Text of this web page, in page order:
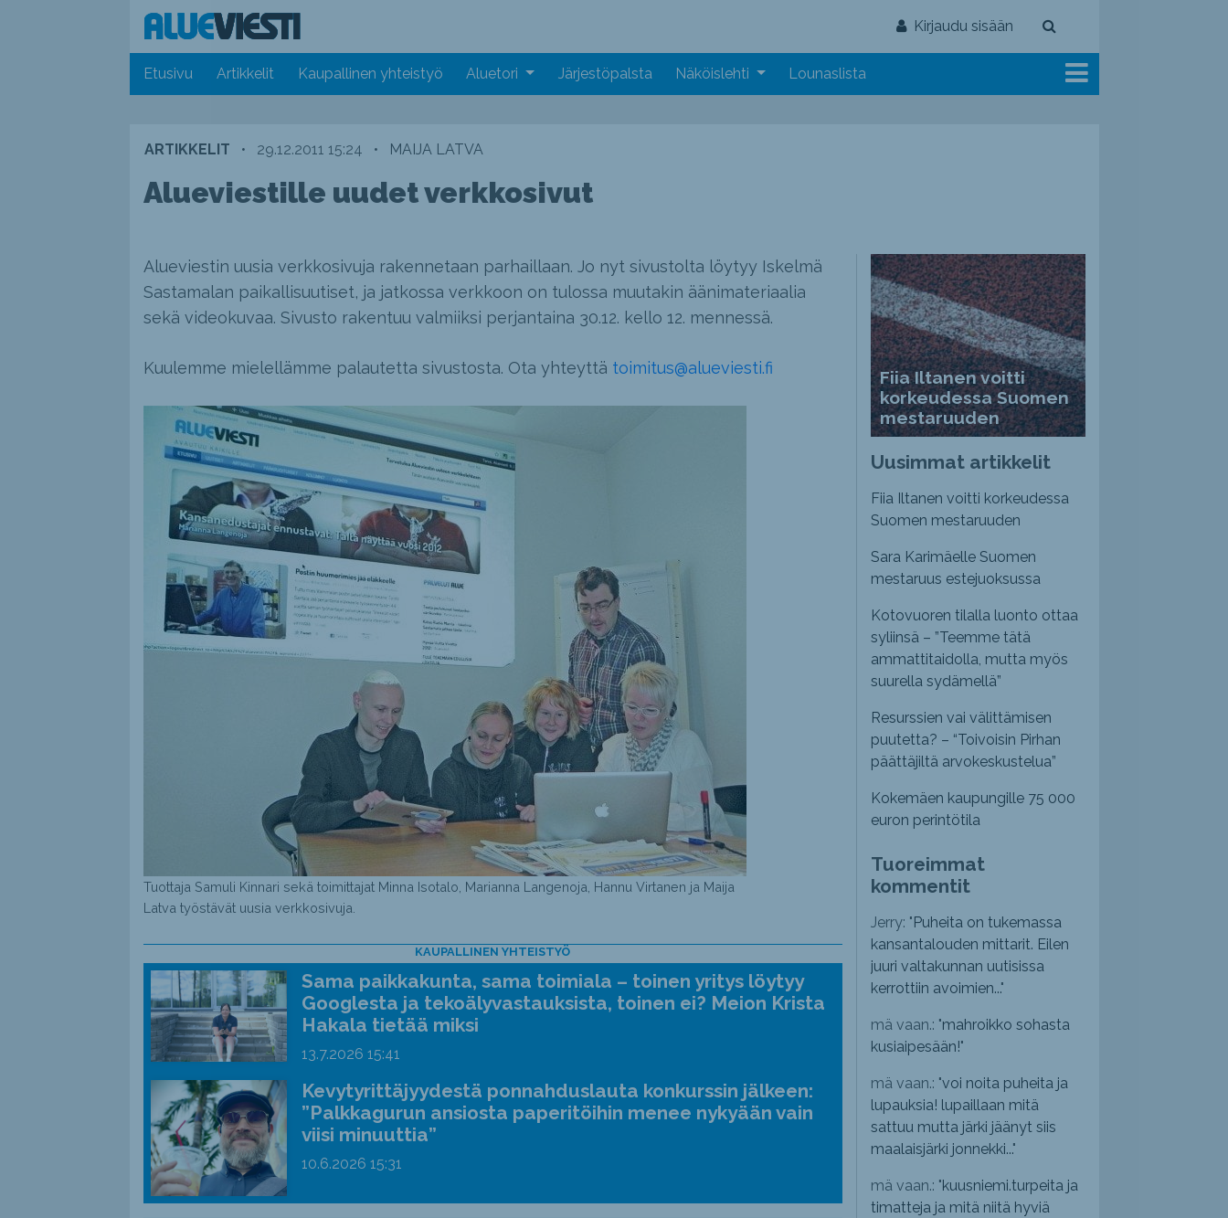
Kirjaudu sisään
Etusivu Artikkelit Kaupallinen yhteistyö Aluetori Järjestöpalsta Näköislehti Lounaslista
ARTIKKELIT • 29.12.2011 15:24 • MAIJA LATVA
Alueviestille uudet verkkosivut
Alueviestin uusia verkkosivuja rakennetaan parhaillaan. Jo nyt sivustolta löytyy Iskelmä
Sastamalan paikallisuutiset, ja jatkossa verkkoon on tulossa muutakin äänimateriaalia
sekä videokuvaa. Sivusto rakentuu valmiiksi perjantaina 30.12. kello 12. mennessä.
Kuulemme mielellämme palautetta sivustosta. Ota yhteyttä toimitus@alueviesti.fi
Tuottaja Samuli Kinnari sekä toimittajat Minna Isotalo, Marianna Langenoja, Hannu Virtanen ja Maija
Latva työstävät uusia verkkosivuja.
KAUPALLINEN YHTEISTYÖ
Sama paikkakunta, sama toimiala – toinen yritys löytyy
Googlesta ja tekoälyvastauksista, toinen ei? Meion Krista
Hakala tietää miksi
13.7.2026 15:41
Kevytyrittäjyydestä ponnahduslauta konkurssin jälkeen:
”Palkkagurun ansiosta paperitöihin menee nykyään vain
viisi minuuttia”
10.6.2026 15:31
Fiia Iltanen voitti
korkeudessa Suomen
mestaruuden
Uusimmat artikkelit
Fiia Iltanen voitti korkeudessa
Suomen mestaruuden
Sara Karimäelle Suomen
mestaruus estejuoksussa
Kotovuoren tilalla luonto ottaa
syliinsä – ”Teemme tätä
ammattitaidolla, mutta myös
suurella sydämellä”
Resurssien vai välittämisen
puutetta? – “Toivoisin Pirhan
päättäjiltä arvokeskustelua”
Kokemäen kaupungille 75 000
euron perintötila
Tuoreimmat
kommentit
Jerry: " Puheita on tukemassa
kansantalouden mittarit. Eilen
juuri valtakunnan uutisissa
kerrottiin avoimien..."
mä vaan.: "mahroikko sohasta
kusiaipesään!"
mä vaan.: "voi noita puheita ja
lupauksia! lupaillaan mitä
sattuu mutta järki jäänyt siis
maalaisjärki jonnekki..."
mä vaan.: "kuusniemi.turpeita ja
timatteja ja mitä niitä hyviä